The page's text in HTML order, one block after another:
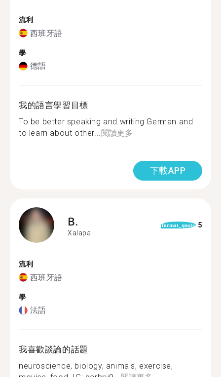
流利
西班牙語
學
德語
我的語言學習目標
To be better speaking and writing German and
to learn about other...閱讀更多
下載APP
B.
Xalapa
format_quote 5
流利
西班牙語
學
法語
我喜歡談論的話題
neuroscience, biology, animals, exercise,